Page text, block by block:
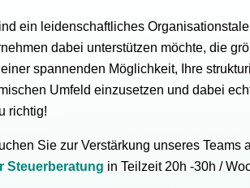
ein leidenschaftliches
dabei unterstützen möchte, die
spannenden Möglichkeit, Ihre
Umfeld einzusetzen und dabei
richtig!
Sie zur Verstärkung unseres Teams
Steuerberatung in Teilzeit 20h -30h /